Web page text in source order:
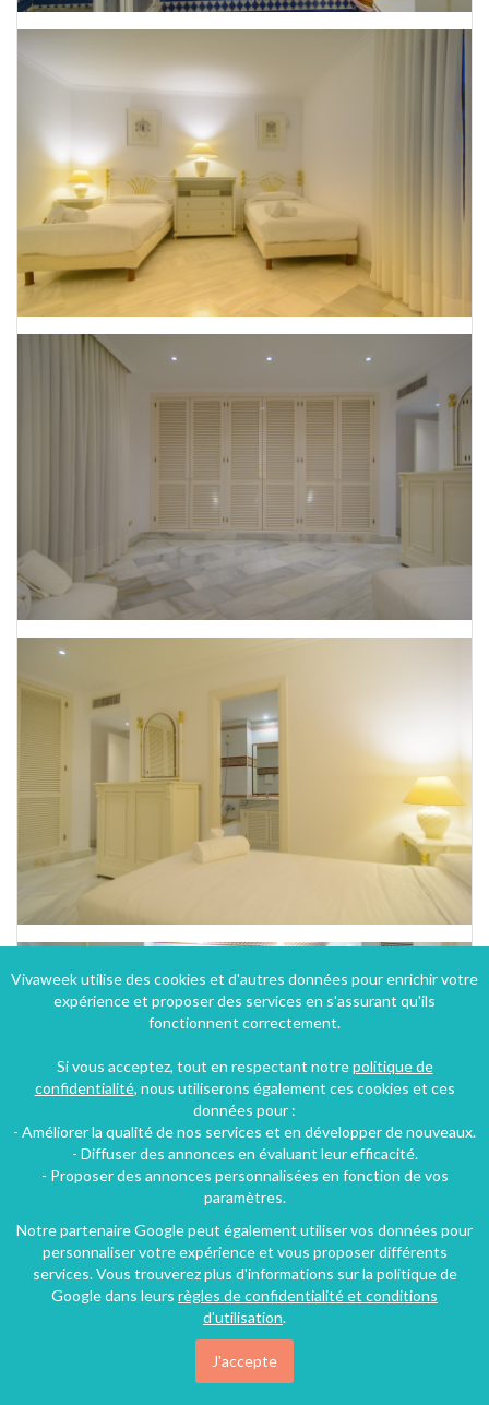
Vivaweek utilise des cookies et d'autres données pour enrichir votre
expérience et proposer des services en s'assurant qu'ils
fonctionnent correctement.
Si vous acceptez, tout en respectant notrepolitique de
confidentialité, nous utiliserons également ces cookies et ces
données pour :
- Améliorer la qualité de nos services et en développer de nouveaux.
- Diffuser des annonces en évaluant leur efficacité.
- Proposer des annonces personnalisées en fonction de vos
paramètres.
Notre partenaire Google peut également utiliser vos données pour
personnaliser votre expérience et vous proposer différents
services. Vous trouverez plus d'informations sur la politique de
Google dans leurs règles de confidentialité et conditions
d'utilisation.
J'accepte